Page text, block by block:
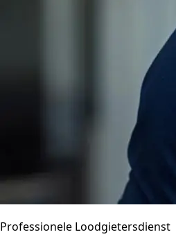
Professionele Loodgietersdienst